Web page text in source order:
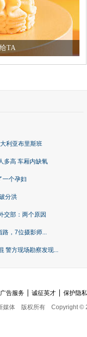
TA
利亚布里斯班
多高 车厢内缺氧
一个孕妇
分洪
交部：两个原因
路，7位摄影师...
警方现场勘察发现...
广告服务 诚征英才
保护隐
媒体
版权所有 Copyright ©